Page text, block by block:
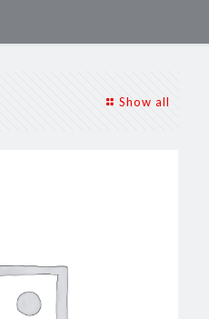
Show all